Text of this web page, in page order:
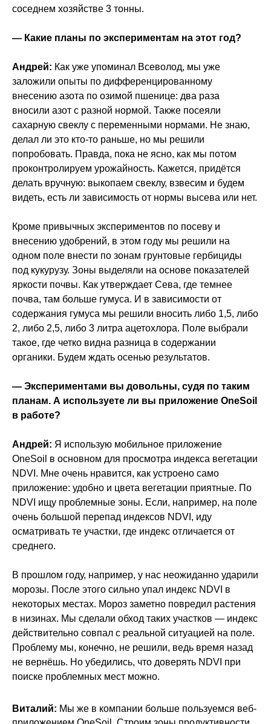
соседнем хозяйстве 3 тонны.
— Какие планы по экспериментам на этот год?
Андрей: Как уже упоминал Всеволод, мы уже
заложили опыты по дифференцированному
внесению азота по озимой пшенице: два раза
вносили азот с разной нормой. Также посеяли
сахарную свеклу с переменными нормами. Не знаю,
делал ли это кто-то раньше, но мы решили
попробовать. Правда, пока не ясно, как мы потом
проконтролируем урожайность. Кажется, придётся
делать вручную: выкопаем свеклу, взвесим и будем
видеть, есть ли зависимость от нормы высева или нет.
Кроме привычных экспериментов по посеву и
внесению удобрений, в этом году мы решили на
одном поле внести по зонам грунтовые гербициды
под кукурузу. Зоны выделяли на основе показателей
яркости почвы. Как утверждает Сева, где темнее
почва, там больше гумуса. И в зависимости от
содержания гумуса мы решили вносить либо 1,5, либо
2, либо 2,5, либо 3 литра ацетохлора. Поле выбрали
такое, где четко видна разница в содержании
органики. Будем ждать осенью результатов.
— Экспериментами вы довольны, судя по таким
планам. А используете ли вы приложение OneSoil
в работе?
Андрей: Я использую мобильное приложение
OneSoil в основном для просмотра индекса вегетации
NDVI. Мне очень нравится, как устроено само
приложение: удобно и цвета вегетации приятные. По
NDVI ищу проблемные зоны. Если, например, на поле
очень большой перепад индексов NDVI, иду
осматривать те участки, где индекс отличается от
среднего.
В прошлом году, например, у нас неожиданно ударили
морозы. После этого сильно упал индекс NDVI в
некоторых местах. Мороз заметно повредил растения
в низинах. Мы сделали обход таких участков — индекс
действительно совпал с реальной ситуацией на поле.
Проблему мы, конечно, не решили, ведь время назад
не вернёшь. Но убедились, что доверять NDVI при
поиске проблемных мест можно.
Виталий: Мы же в компании больше пользуемся веб-